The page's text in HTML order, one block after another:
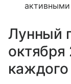
Лунный
октября
каждого